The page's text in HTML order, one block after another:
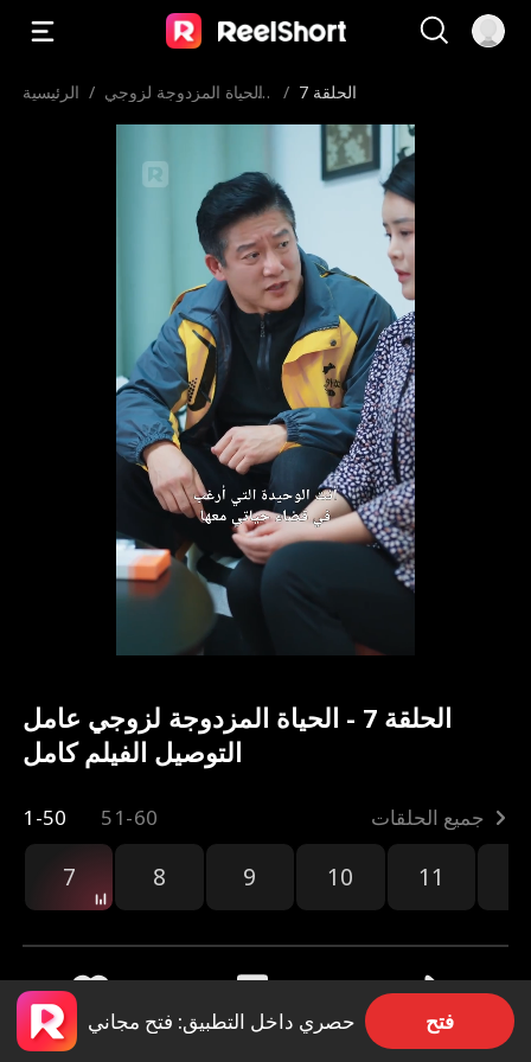
الرئيسية / الحياة المزدوجة لزوجي
/ الحلقة 7
الحلقة 7 - الحياة المزدوجة لزوجي عامل
التوصيل الفيلم كامل
1-50 51-60 جميع الحلقات
7 8 9 10 11
72 3.2k مشاركة حصري داخل التطبيق: فتح مجاني فتح